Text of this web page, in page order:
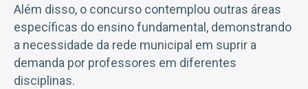
Além disso, o concurso contemplou outras áreas
específicas do ensino fundamental, demonstrando
a necessidade da rede municipal em suprir a
demanda por professores em diferentes
disciplinas.